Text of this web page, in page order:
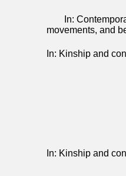
In:
movements, and
In: Kinship and
In: Kinship and